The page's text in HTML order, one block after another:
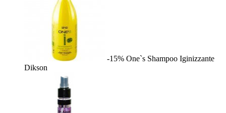
-15% One`s Shampoo Iginizzante
Dikson